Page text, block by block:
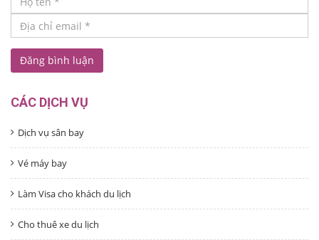
CÁC DỊCH VỤ
Dịch vụ sân bay
Vé máy bay
Làm Visa cho khách du lịch
Cho thuê xe du lịch